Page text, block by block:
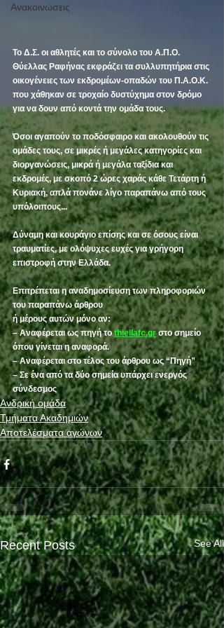
Ανακοινώσεις
Το Δ.Σ. οι αθλητές και το σύνολο του Α.Π.Ο.
Θύελλας Ραφήνας εκφράζει τα συλλυπητήρια στις
οικογένειες των εκδρομέων-οπαδών του Π.Α.Ο.Κ.
που χάθηκαν σε τροχαίο δυστύχημα στον δρόμο
για να δουν από κοντά την ομάδα τους.
Όσοι αγαπούν το ποδόσφαιρο και ακολουθούν τις
ομάδες τους, σε μικρές ή μεγάλες κατηγορίες και
διοργανώσεις, μικρά ή μεγάλα ταξίδια και
εκδρομές, με σκοπό 2 ώρες χαράς κάθε Τετάρτη ή
Κυριακή, απλά πονάνε λίγο παραπάνω από τους
υπόλοιπους...
Δύναμη και κουράγιο επίσης και σε όσους είναι
τραυματίες, με ολόψυχες ευχές για γρήγορη
επιστροφή στην Ελλάδα.
Επιτρέπεται η αναδημοσίευση των πληροφοριών
του παραπάνω άρθρου
ή μέρους αυτών μόνο αν:
– Αναφέρεται ως πηγή το thiellafc.gr στο σημείο
όπου γίνεται η αναφορά.
– Αναφέρεται στο τέλος του άρθρου ως “Πηγή”
– Σε ένα από τα δύο σημεία υπάρχει ενεργός
σύνδεσμος
Ανδρική ομάδα
Τμήματα Ακαδημιών
Αποτελέσματα αγώνων
Recent Posts See All